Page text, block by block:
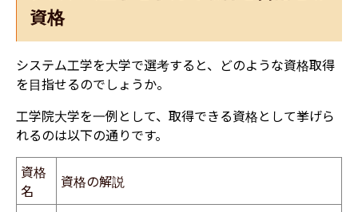
資格
システム工学を大学で選考すると、どのような資格取得
を目指せるのでしょうか。
工学院大学を一例として、取得できる資格として挙げら
れるのは以下の通りです。
資格
名
資格の解説